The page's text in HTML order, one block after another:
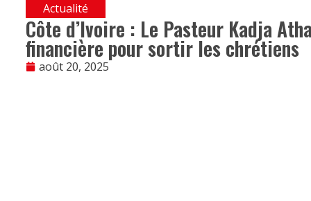
Actualité
Côte d’Ivoire : Le Pasteur Kadja
financière pour sortir les chrétiens
août 20, 2025